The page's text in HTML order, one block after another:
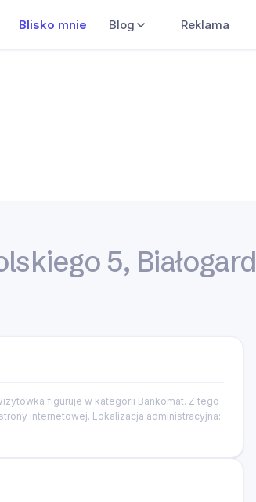
Blisko mnie Blog Reklama
5, Białogard
figuruje w kategorii Bankomat. Z tego
internetowej. Lokalizacja administracyjna: